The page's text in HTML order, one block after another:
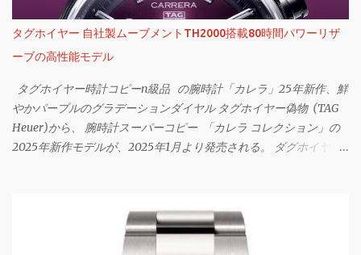
タグホイヤー 自社製ムーブメントTH2000搭載80時間パワーリザ
ーブの高性能モデル
タグホイヤー時計コピーn級品 の腕時計「カレラ」25年新作、鮮
やかパープルのグラデーションダイヤル タグホイヤー偽物 (TAG
Heuer)から、 腕時計スーパーコピー 「カレラ コレクション」の
2025年新作モデルが、2025年1月より発売される。 ダグホイヤー
ョン」は、ストップウォッチの機能を有するクロノグラフを搭載
した腕時計。今回の新作は、スモーキーなグラデーションダイヤ